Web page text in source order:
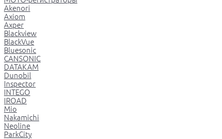
Akenori
Axiom
Axper
Blackview
BlackVue
Bluesonic
CANSONIC
DATAKAM
Dunobil
Inspector
INTEGO
IROAD
Mio
Nakamichi
Neoline
ParkCity